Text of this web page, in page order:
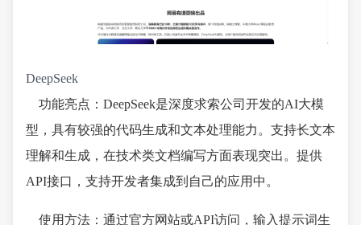
DeepSeek
功能亮点：DeepSeek是深度求索公司开发的AI大模
型，具有较强的代码生成和文本处理能力。支持长文本
理解和生成，在技术类文档编写方面表现突出。提供
API接口，支持开发者集成到自己的应用中。
使用方法：通过官方网站或API访问，输入提示词生